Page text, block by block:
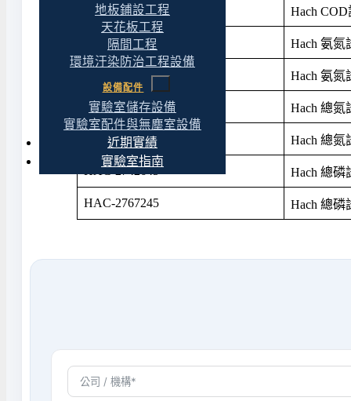
地板鋪設工程
天花板工程
隔間工程
環境汙染防治工程設備
設備配件
實驗室儲存設備
實驗室配件與無塵室設備
近期實績
實驗室指南
HAC-2415925 Hach COD
HAC-2604545 Hach 氨氮
HAC-2606945 Hach 氨氮
HAC-2672245 Hach 總氮
HAC-2714100 Hach 總氮
HAC-2742645 Hach 總磷
HAC-2767245 Hach 總磷